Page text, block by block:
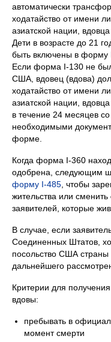
автоматически
ходатайство от имени
азиатской нации,
Дети в возрасте до 21
быть включены в форму
Если форма I-130 не
США, вдовец (вдова)
ходатайство от имени
азиатской нации,
в течение 24 месяцев
необходимыми
форме.
Когда форма I-360
одобрена, следующим
форму I-485 , чтобы
жительства или сменить
заявителей, которые
В случае, если
Соединенных Штатов,
посольство США страны
дальнейшего
Критерии для
вдовы:
пребывать в
момент смерти